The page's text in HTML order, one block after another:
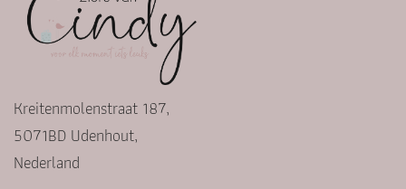
Kreitenmolenstraat 187,
5071BD Udenhout,
Nederland